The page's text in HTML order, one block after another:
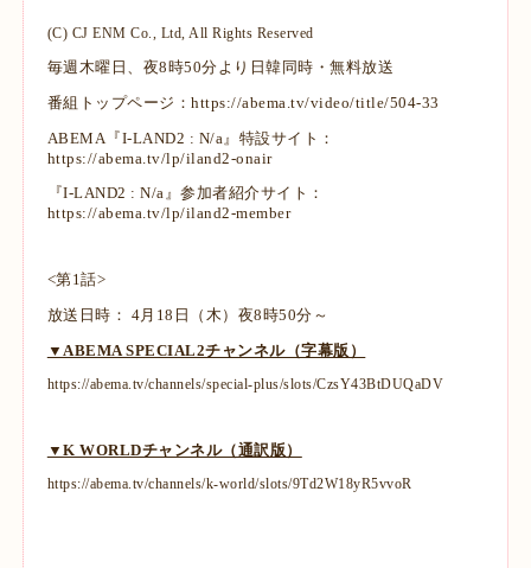
(C) CJ ENM Co., Ltd, All Rights Reserved
毎週木曜日、夜8時50分より日韓同時・無料放送
番組トップページ：https://abema.tv/video/title/504-33
ABEMA『I-LAND2 : N/a』特設サイト：
https://abema.tv/lp/iland2-onair
『I-LAND2 : N/a』参加者紹介サイト：
https://abema.tv/lp/iland2-member
<第1話>
放送日時： 4月18日（木）夜8時50分～
▼ABEMA SPECIAL2チャンネル（字幕版）
https://abema.tv/channels/special-plus/slots/CzsY43BtDUQaDV
▼K WORLDチャンネル（通訳版）
https://abema.tv/channels/k-world/slots/9Td2W18yR5vvoR